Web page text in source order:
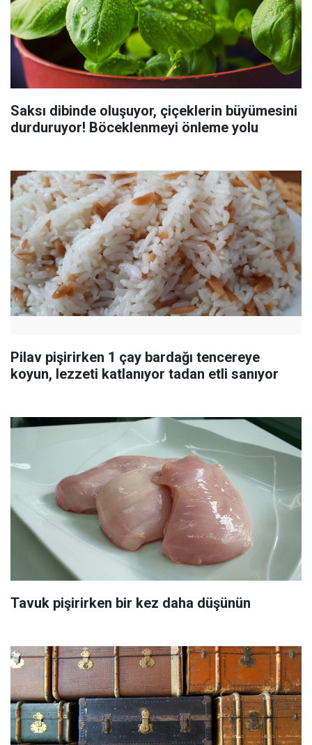
Saksı dibinde oluşuyor, çiçeklerin büyümesini
durduruyor! Böceklenmeyi önleme yolu
Pilav pişirirken 1 çay bardağı tencereye
koyun, lezzeti katlanıyor tadan etli sanıyor
Tavuk pişirirken bir kez daha düşünün